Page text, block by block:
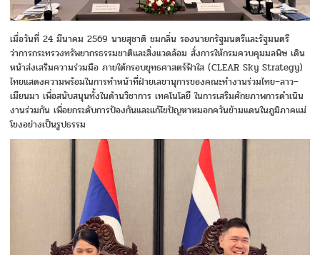
เมื่อวันที่ 24 มีนาคม 2569 นายสุชาติ ชมกลิ่น รองนายกรัฐมนตรีและรัฐมนตรี
ว่าการกระทรวงทรัพยากรธรรมชาติและสิ่งแวดล้อม สั่งการให้กรมควบคุมมลพิษ เดิน
หน้าส่งเสริมความร่วมมือ ภายใต้กรอบยุทธศาสตร์ฟ้าใส (CLEAR Sky Strategy)
ไทยแสดงความพร้อมในการทำหน้าที่ฝ่ายเลขานุการของคณะทำงานร่วมไทย–ลาว–
เมียนมา เพื่อสนับสนุนทั้งในด้านวิชาการ เทคโนโลยี ในการเสริมศักยภาพการดำเนิน
งานร่วมกัน เพื่อยกระดับการป้องกันและแก้ไขปัญหาหมอกควันข้ามแดนในภูมิภาคแม่
โขงอย่างเป็นรูปธรรม